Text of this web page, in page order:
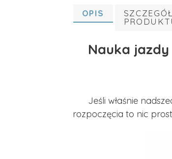
OPIS
Nauka
Jeśli właśnie
rozpoczęcia to nic